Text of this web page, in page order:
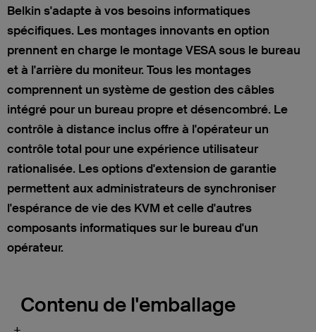
Belkin s'adapte à vos besoins informatiques
spécifiques. Les montages innovants en option
prennent en charge le montage VESA sous le bureau
et à l'arrière du moniteur. Tous les montages
comprennent un système de gestion des câbles
intégré pour un bureau propre et désencombré. Le
contrôle à distance inclus offre à l'opérateur un
contrôle total pour une expérience utilisateur
rationalisée. Les options d'extension de garantie
permettent aux administrateurs de synchroniser
l'espérance de vie des KVM et celle d'autres
composants informatiques sur le bureau d'un
opérateur.
Contenu de l'emballage